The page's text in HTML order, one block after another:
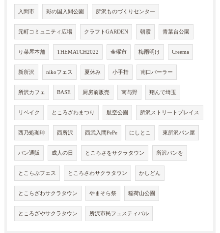
入間市 彩の国入間公園 所沢ものづくりセンター
元町コミュニティ広場 クラフトGARDEN 朝霞 青葉台公園
り菜屋本舗 THEMATCH2022 金曜市 梅雨明け Creema
新所沢 nikoフェス 夏休み 小手指 南口パーラー
所沢カフェ BASE 厨房前販売 南与野 翔んで埼玉
リベイク ところざわまつり 航空公園 所沢ストリートプレイス
西乃処珈琲 西所沢 西武入間PePe にしとこ 東所沢パン屋
パン通販 成人の日 ところさをサクラタウン 所沢パンを
とこらぶフェス ところさわサクラタウン かしどん
とこらざわサクラタウン やまそら祭 稲荷山公園
ところざやサクラタウン 所沢市民フェスティバル